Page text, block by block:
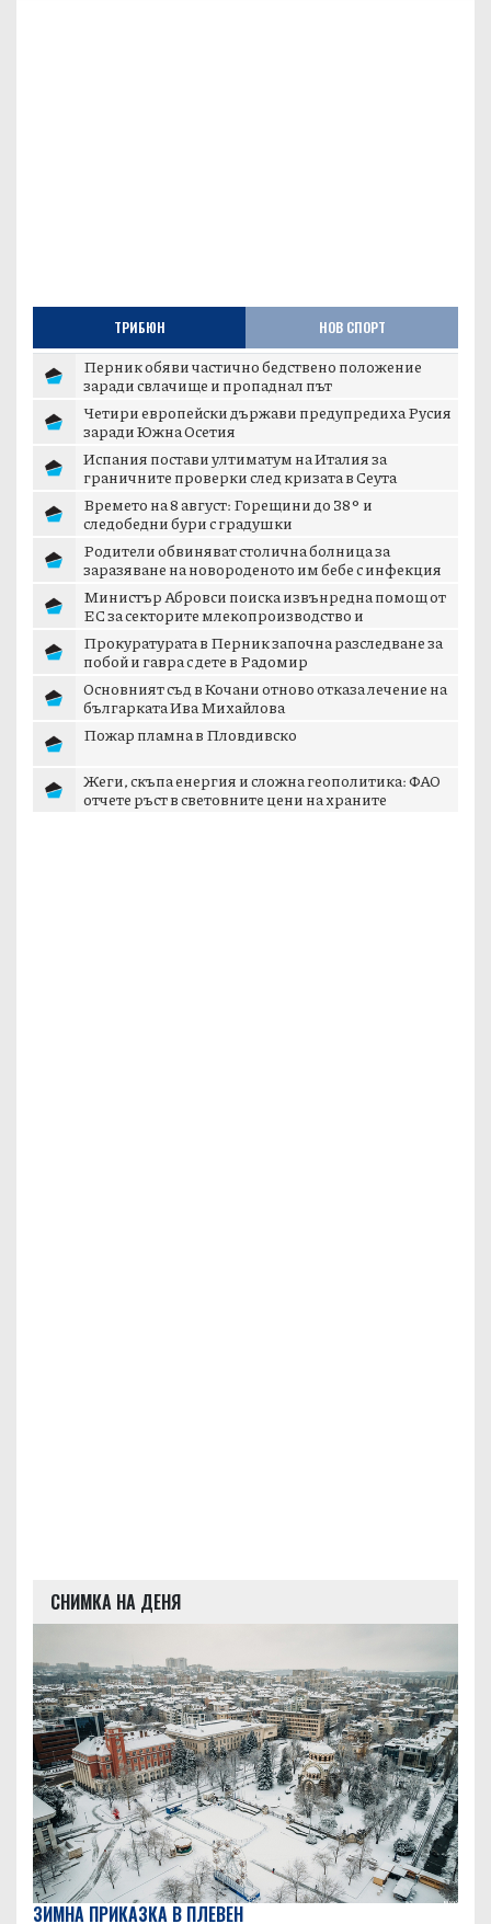
ТРИБЮН НОВ СПОРТ
Перник обяви частично бедствено положение
заради свлачище и пропаднал път
Четири европейски държави предупредиха Русия
заради Южна Осетия
Испания постави ултиматум на Италия за
граничните проверки след кризата в Сеута
Времето на 8 август: Горещини до 38° и
следобедни бури с градушки
Родители обвиняват столична болница за
заразяване на новороденото им бебе с инфекция
Министър Абровси поиска извънредна помощ от
ЕС за секторите млекопроизводство и
Прокуратурата в Перник започна разследване за
побой и гавра с дете в Радомир
Основният съд в Кочани отново отказа лечение на
българката Ива Михайлова
Пожар пламна в Пловдивско
Жеги, скъпа енергия и сложна геополитика: ФАО
отчете ръст в световните цени на храните
СНИМКА НА ДЕНЯ
ЗИМНА ПРИКАЗКА В ПЛЕВЕН